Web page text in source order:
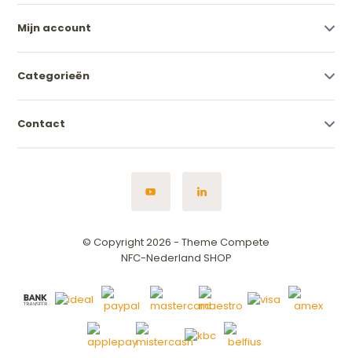
Mijn account
Categorieën
Contact
© Copyright 2026 - Theme Compete
NFC-Nederland SHOP